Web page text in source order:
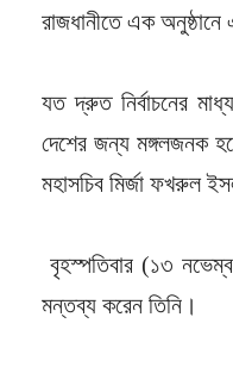
রাজধানীতে এক
যত দ্রুত নির্বাচনের
দেশের জন্য মঙ্গলজনক
মহাসচিব মির্জা ফখরুল
বৃহস্পতিবার (১৩
মন্তব্য করেন তিনি।